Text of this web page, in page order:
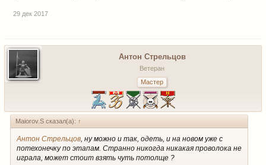
29 дек 2017
Антон Стрельцов
Ветеран
Мастер
Maiorov.S сказал(а): ↑
Антон Стрельцов, ну можно и так, одеть, и на новом уже с
потехонечку по этапам. Странно никогда никакая проволока не
играла, может стоит взять чуть потолще ?